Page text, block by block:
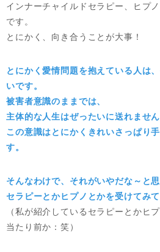
インナーチャイルドセラピー、ヒプ
です。
とにかく、向き合うことが大事！
とにかく愛情問題を抱えている人は
いです。
被害者意識のままでは、
主体的な人生はぜったいに送れません
この意識はとにかくきれいさっぱり
す。
そんなわけで、それがいやだな～と思
セラピーとかヒプノとかを受けてみ
（私が紹介しているセラピーとかヒ
当たり前か：笑）